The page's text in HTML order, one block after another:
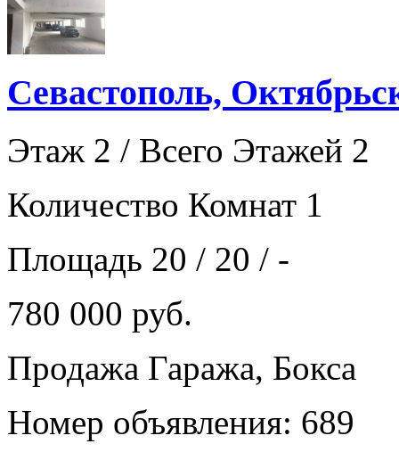
Севастополь,
Этаж 2 / Всего Этажей 2
Количество Комнат 1
Площадь 20 / 20 / -
780 000 руб.
Продажа Гаража, Бокса
Номер объявления: 689